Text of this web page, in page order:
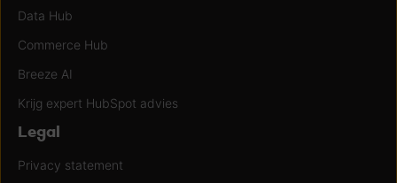
Data Hub
Commerce Hub
Breeze AI
Krijg expert HubSpot advies
Legal
Privacy statement